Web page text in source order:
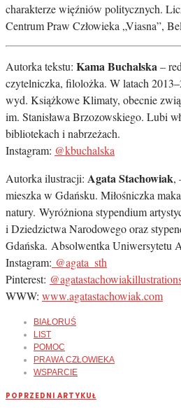
charakterze więźniów politycznych.
Centrum Praw Człowieka „Viasna”,
Autorka tekstu: Kama Buchalska–
czytelniczka, filolożka. W latach
wyd. Książkowe Klimaty, obecnie
im. Stanisława Brzozowskiego. Lubi
bibliotekach i nabrzeżach.
Instagram: @kbuchalska
Autorka ilustracji: Agata Stachowiak,
mieszka w Gdańsku. Miłośniczka
natury. Wyróżniona stypendium
i Dziedzictwa Narodowego oraz
Gdańska. Absolwentka Uniwersytetu
Instagram: @agata_sth
Pinterest:
WWW: www.agatastachowiak.com
BIAŁORUŚ
LIST
POMOC
PRAWA CZŁOWIEKA
WSPARCIE
POPRZEDNI ARTYKUŁ